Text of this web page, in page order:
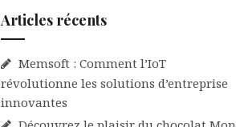
Articles récents
Memsoft : Comment l’IoT
révolutionne les solutions d’entreprise
innovantes